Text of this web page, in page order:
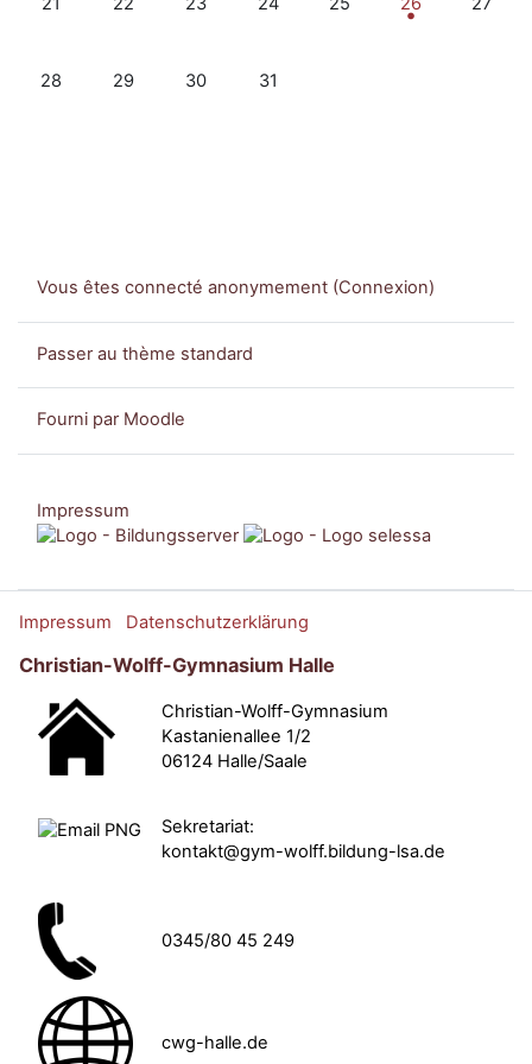
Aucun événement, lundi 28 octobre
28 Aucun événement, mardi 29 octobre
29 Aucun événement, mercredi 30 octobre
30 Aucun événement, jeudi 31
31
Vous êtes connecté anonymement (Connexion)
Passer au thème standard
Fourni par Moodle
Impressum
Impressum Datenschutzerklärung
Christian-Wolff-Gymnasium Halle
Christian-Wolff-Gymnasium
Kastanienallee 1/2
06124 Halle/Saale
Sekretariat:
kontakt@gym-wolff.bildung-lsa.de
0345/80 45 249
cwg-halle.de